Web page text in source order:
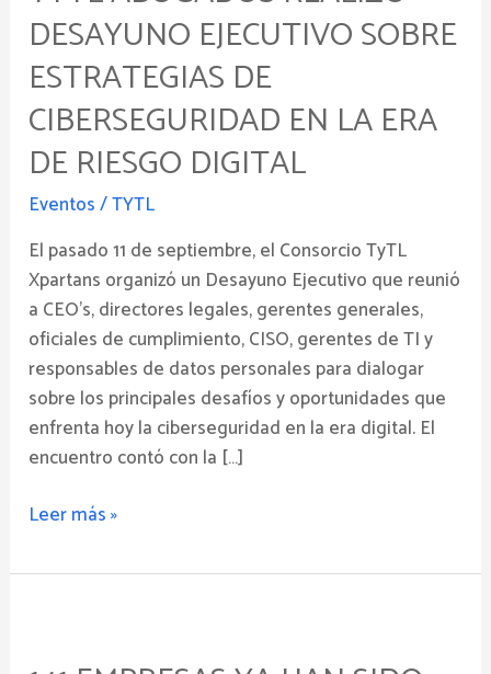
DESAYUNO EJECUTIVO SOBRE
ESTRATEGIAS DE
CIBERSEGURIDAD EN LA ERA
DE RIESGO DIGITAL
Eventos/TYTL
El pasado 11 de septiembre, el Consorcio TyTL
Xpartans organizó un Desayuno Ejecutivo que reunió
a CEO’s, directores legales, gerentes generales,
oficiales de cumplimiento, CISO, gerentes de TI y
responsables de datos personales para dialogar
sobre los principales desafíos y oportunidades que
enfrenta hoy la ciberseguridad en la era digital. El
encuentro contó con la […]
Desayuno
Ejecutivo
sobre
Estrategias
de
Ciberseguridad
en
era
de
riesgo
digital
Leer más »